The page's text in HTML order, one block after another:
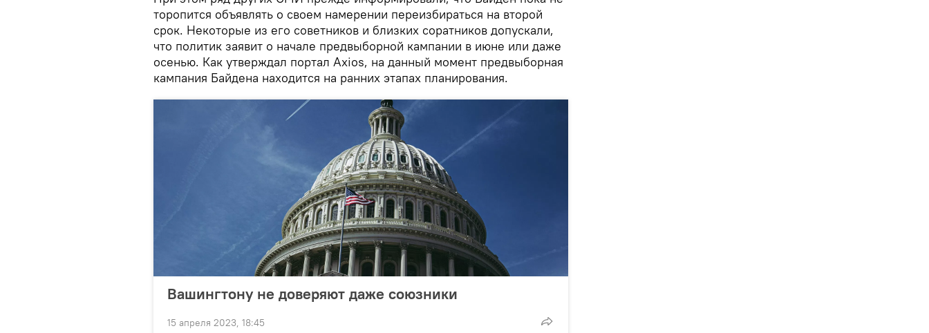
торопится объявлять о своем намерении переизбираться на второй
срок. Некоторые из его советников и близких соратников допускали,
что политик заявит о начале предвыборной кампании в июне или даже
осенью. Как утверждал портал Axios, на данный момент предвыборная
кампания Байдена находится на ранних этапах планирования.
Вашингтону не доверяют даже союзники
15 апреля 2023, 18:45